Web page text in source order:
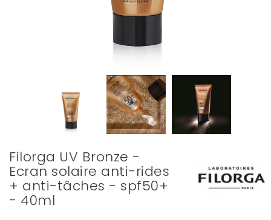
Filorga UV Bronze -
Ecran solaire anti-rides
+ anti-tâches - spf50+
- 40ml